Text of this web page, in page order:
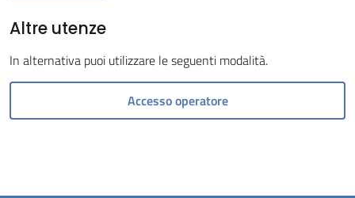
Prenotazioni
gli
Altre utenze
In alternativa puoi utilizzare le seguenti modalità.
Accesso operatore